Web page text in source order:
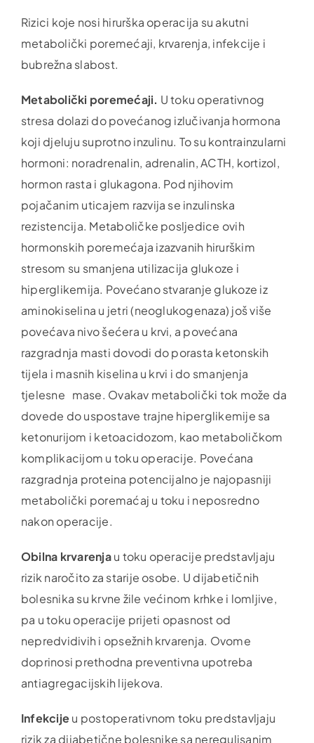
Rizici koje nosi hirurška operacija su akutni
metabolički poremećaji, krvarenja, infekcije i
bubrežna slabost.
Metabolički poremećaji. U toku operativnog
stresa dolazi do povećanog izlučivanja hormona
koji djeluju suprotno inzulinu. To su kontrainzularni
hormoni: noradrenalin, adrenalin, ACTH, kortizol,
hormon rasta i glukagona. Pod njihovim
pojačanim uticajem razvija se inzulinska
rezistencija. Metaboličke posljedice ovih
hormonskih poremećaja izazvanih hirurškim
stresom su smanjena utilizacija glukoze i
hiperglikemija. Povećano stvaranje glukoze iz
aminokiselina u jetri (neoglukogenaza) još više
povećava nivo šećera u krvi, a povećana
razgradnja masti dovodi do porasta ketonskih
tijela i masnih kiselina u krvi i do smanjenja
tjelesne mase. Ovakav metabolički tok može da
dovede do uspostave trajne hiperglikemije sa
ketonurijom i ketoacidozom, kao metaboličkom
komplikacijom u toku operacije. Povećana
razgradnja proteina potencijalno je najopasniji
metabolički poremaćaj u toku i neposredno
nakon operacije.
Obilna krvarenjau toku operacije predstavljaju
rizik naročito za starije osobe. U dijabetičnih
bolesnika su krvne žile većinom krhke i lomljive,
pa u toku operacije prijeti opasnost od
nepredvidivih i opsežnih krvarenja. Ovome
doprinosi prethodna preventivna upotreba
antiagregacijskih lijekova.
Infekcijeu postoperativnom toku predstavljaju
rizik za dijabetične bolesnike sa neregulisanim